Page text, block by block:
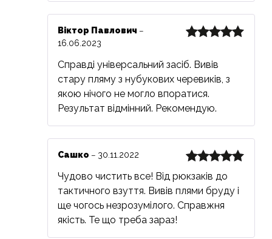
5 з 5
Віктор Павлович –
16.06.2023
Справді універсальний засіб. Вивів
стару пляму з нубукових черевиків, з
якою нічого не могло впоратися.
Результат відмінний. Рекомендую.
Оцінено в
з 5
Сашко – 30.11.2022
Чудово чистить все! Від рюкзаків до
тактичного взуття. Вивів плями бруду і
ще чогось незрозумілого. Справжня
якість. Те що треба зараз!